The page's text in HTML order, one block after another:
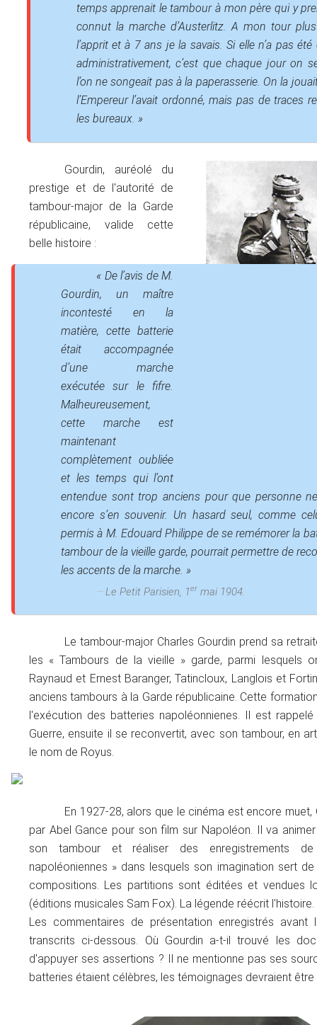
temps apprenait le tambour à mon père qui y
connut la marche d’Austerlitz. A mon tour
l’apprit et à 7 ans je la savais. Si elle n’a pas été
administrativement, c’est que chaque jour on
l’on ne songeait pas à la paperasserie. On la
l’Empereur l’avait ordonné, mais pas de traces
les bureaux. »
Gourdin, auréolé du
prestige et de l'autorité de
tambour-major de la Garde
républicaine, valide cette
belle histoire :
« De l’avis de M.
Gourdin, un maître
incontesté en la
matière, cette batterie
était accompagnée
d’une marche
exécutée sur le fifre.
Malheureusement,
cette marche est
maintenant
complètement oubliée
et les temps qui l’ont
entendue sont trop anciens pour que personne
encore s’en souvenir. Un hasard seul, comme
permis à M. Edouard Philippe de se remémorer la
tambour de la vieille garde, pourrait permettre de
les accents de la marche. »
Le Petit Parisien, 1er mai 1904.
Le tambour-major Charles Gourdin prend sa
les « Tambours de la vieille » garde, parmi lesquels
Raynaud et Ernest Baranger, Tatincloux, Langlois et
anciens tambours à la Garde républicaine. Cette
l'exécution des batteries napoléonnienes. Il est
Guerre, ensuite il se reconvertit, avec son tambour, en
le nom de Royus.
En 1927-28, alors que le cinéma est encore
par Abel Gance pour son film sur Napoléon. Il va
son tambour et réaliser des enregistrements
napoléoniennes » dans lesquels son imagination sert
compositions. Les partitions sont éditées et vendues
(éditions musicales Sam Fox). La légende réécrit l'histoire.
Les commentaires de présentation enregistrés avant
transcrits ci-dessous. Où Gourdin a-t-il trouvé les
d'appuyer ses assertions ? Il ne mentionne pas ses
batteries étaient célèbres, les témoignages devraient